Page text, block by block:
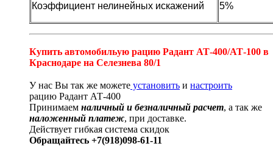
Коэффициент нелинейных искажений 5%
Купить автомобильую рацию Радант АТ-400/АТ-100 в
Краснодаре на Селезнева 80/1
У нас Вы так же можете установить и настроить
рацию Радант АТ-400
Принимаем наличный и безналичный расчет, а так же
наложенный платеж, при доставке.
Действует гибкая система скидок
Обращайтесь +7(918)098-61-11